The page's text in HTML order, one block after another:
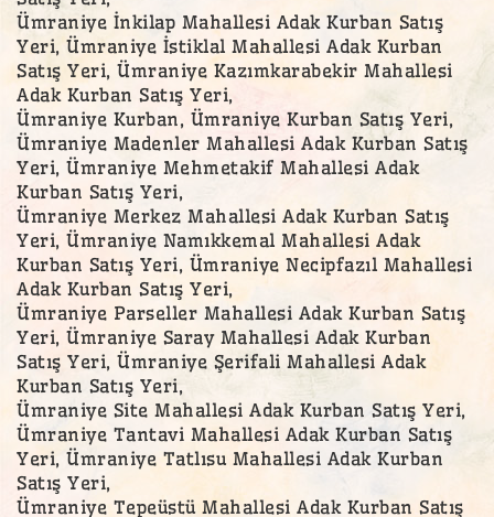
Ümraniye İnkilap Mahallesi Adak Kurban Satış
Yeri, Ümraniye İstiklal Mahallesi Adak Kurban
Satış Yeri, Ümraniye Kazımkarabekir Mahallesi
Adak Kurban Satış Yeri,
Ümraniye Kurban, Ümraniye Kurban Satış Yeri,
Ümraniye Madenler Mahallesi Adak Kurban Satış
Yeri, Ümraniye Mehmetakif Mahallesi Adak
Kurban Satış Yeri,
Ümraniye Merkez Mahallesi Adak Kurban Satış
Yeri, Ümraniye Namıkkemal Mahallesi Adak
Kurban Satış Yeri, Ümraniye Necipfazıl Mahallesi
Adak Kurban Satış Yeri,
Ümraniye Parseller Mahallesi Adak Kurban Satış
Yeri, Ümraniye Saray Mahallesi Adak Kurban
Satış Yeri, Ümraniye Şerifali Mahallesi Adak
Kurban Satış Yeri,
Ümraniye Site Mahallesi Adak Kurban Satış Yeri,
Ümraniye Tantavi Mahallesi Adak Kurban Satış
Yeri, Ümraniye Tatlısu Mahallesi Adak Kurban
Satış Yeri,
Ümraniye Tepeüstü Mahallesi Adak Kurban Satış